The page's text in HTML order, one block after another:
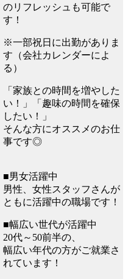
のリフレッシュも可能で
す！
※一部祝日に出勤がありま
す（会社カレンダーによ
る）
「家族との時間を増やした
い！」「趣味の時間を確保
したい！」
そんな方にオススメのお仕
事です◎
■男女活躍中
男性、女性スタッフさんが
ともに活躍中の職場です！
■幅広い世代が活躍中
20代～50前半の、
幅広い年代の方がご就業さ
れています！